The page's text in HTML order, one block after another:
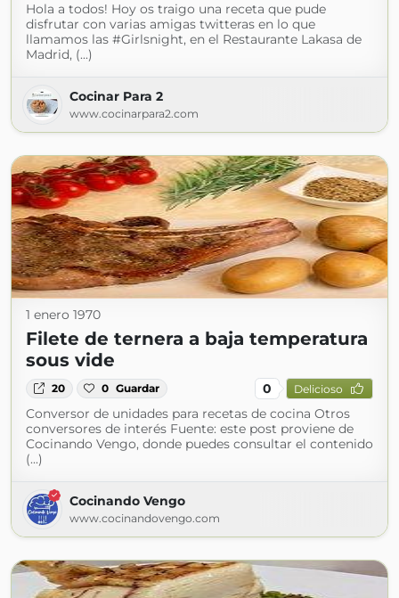
Hola a todos! Hoy os traigo una receta que pude
disfrutar con varias amigas twitteras en lo que
llamamos las #Girlsnight, en el Restaurante Lakasa de
Madrid, (...)
Cocinar Para 2
www.cocinarpara2.com
1 enero 1970
Filete de ternera a baja temperatura
sous vide
20 0 Guardar 0 Delicioso
Conversor de unidades para recetas de cocina Otros
conversores de interés Fuente: este post proviene de
Cocinando Vengo, donde puedes consultar el contenido
(...)
Cocinando Vengo
www.cocinandovengo.com